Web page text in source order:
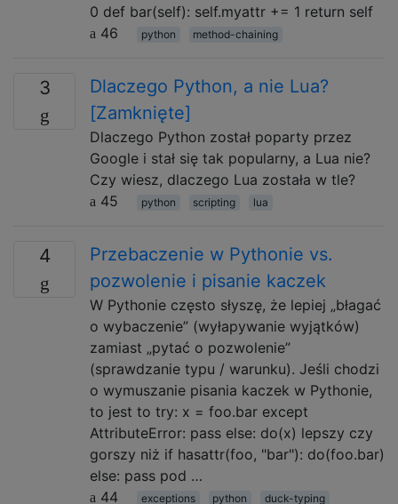
0 def bar(self): self.myattr += 1 return self
46
python method-chaining
3
Dlaczego Python, a nie Lua?
[Zamknięte]
Dlaczego Python został poparty przez
Google i stał się tak popularny, a Lua nie?
Czy wiesz, dlaczego Lua została w tle?
45
python scripting lua
4
Przebaczenie w Pythonie vs.
pozwolenie i pisanie kaczek
W Pythonie często słyszę, że lepiej „błagać
o wybaczenie” (wyłapywanie wyjątków)
zamiast „pytać o pozwolenie”
(sprawdzanie typu / warunku). Jeśli chodzi
o wymuszanie pisania kaczek w Pythonie,
to jest to try: x = foo.bar except
AttributeError: pass else: do(x) lepszy czy
gorszy niż if hasattr(foo, "bar"): do(foo.bar)
else: pass pod …
44
exceptions python duck-typing